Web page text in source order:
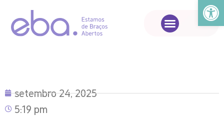
Abrir
setembro 24, 2025
5:19 pm